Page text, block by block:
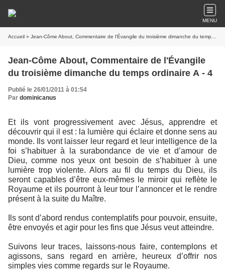
MENU
Accueil » Jean-Côme About, Commentaire de l'Évangile du troisième dimanche du temps ordinaire A - 4
Jean-Côme About, Commentaire de l'Évangile
du troisième dimanche du temps ordinaire A - 4
Publié le 26/01/2011 à 01:54
Par dominicanus
Et ils vont progressivement avec Jésus, apprendre et
découvrir qui il est : la lumière qui éclaire et donne sens au
monde. Ils vont laisser leur regard et leur intelligence de la
foi s’habituer à la surabondance de vie et d’amour de
Dieu, comme nos yeux ont besoin de s’habituer à une
lumière trop violente. Alors au fil du temps du Dieu, ils
seront capables d’être eux-mêmes le miroir qui reflète le
Royaume et ils pourront à leur tour l’annoncer et le rendre
présent à la suite du Maître.
Ils sont d’abord rendus contemplatifs pour pouvoir, ensuite,
être envoyés et agir pour les fins que Jésus veut atteindre.
Suivons leur traces, laissons-nous faire, contemplons et
agissons, sans regard en arrière, heureux d’offrir nos
simples vies comme regards sur le Royaume.